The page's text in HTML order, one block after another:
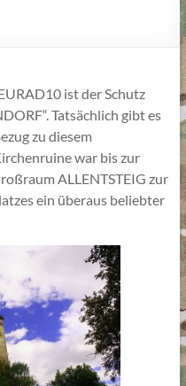
ist der Schutz
Tatsächlich gibt es
zu diesem
war bis zur
ALLENTSTEIG zur
ein überaus beliebter